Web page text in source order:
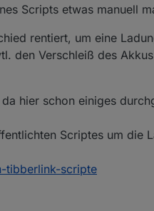
Scripts etwas manuell
rentiert, um eine
den Verschleiß des Akkus
hier schon einiges
Scriptes um die
tibberlink-scripte